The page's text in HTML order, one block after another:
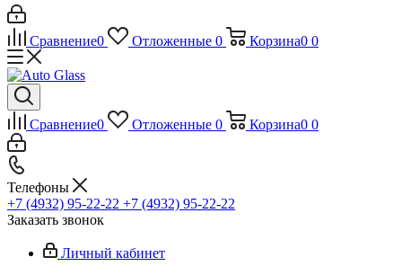
Сравнение0 Отложенные 0 Корзина0 0
Сравнение0 Отложенные 0 Корзина0 0
Телефоны
+7 (4932) 95-22-22 +7 (4932) 95-22-22
Заказать звонок
Личный кабинет